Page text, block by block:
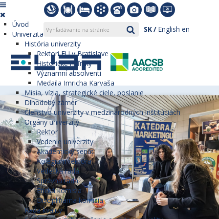
SK English en
Úvod
Univerzita
História univerzity
Rektori EU v Bratislave
Historické míľniky
Významní absolventi
Medaila Imricha Karvaša
Misia, vízia, strategické ciele, poslanie
Dlhodobý zámer
Členstvo univerzity v medzinárodných inštitúciách
Orgány univerzity
Rektor
Vedenie univerzity
Akademický senát
Kolégium rektora
Vedecká rada
Správna rada
Etická komisia
Disciplinárna komisia
Rada kvality